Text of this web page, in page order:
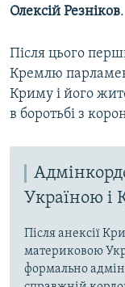
Олексій Резніков.
Після цього
Кремлю
Криму і його
в боротьбі з
Україною і
Після анексії
материковою
формально